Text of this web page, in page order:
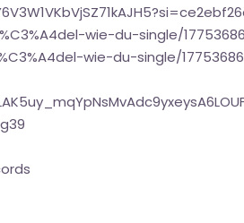
wie-du-single/
wie-du-single/